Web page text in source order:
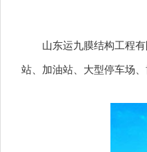
山东运九膜结构工程
站、加油站、大型停车场